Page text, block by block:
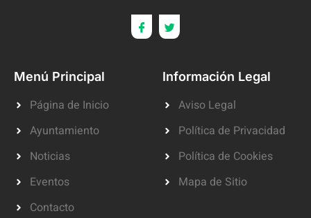
Menú Principal
Página de Inicio
Ayuntamiento
Noticias
Eventos
Contacto
Información Legal
Aviso Legal
Política de Privacidad
Política de Cookies
Mapa de Sitio